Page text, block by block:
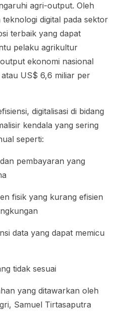
agri-output. Oleh
digital pada sektor
terbaik yang dapat
pelaku agrikultur
ekonomi nasional
US$ 6,6 miliar per
digitalisasi di bidang
kendala yang sering
seperti:
pembayaran yang
fisik yang kurang efisien
data yang dapat memicu
tidak sesuai
yang ditawarkan oleh
Samuel Tirtasaputra